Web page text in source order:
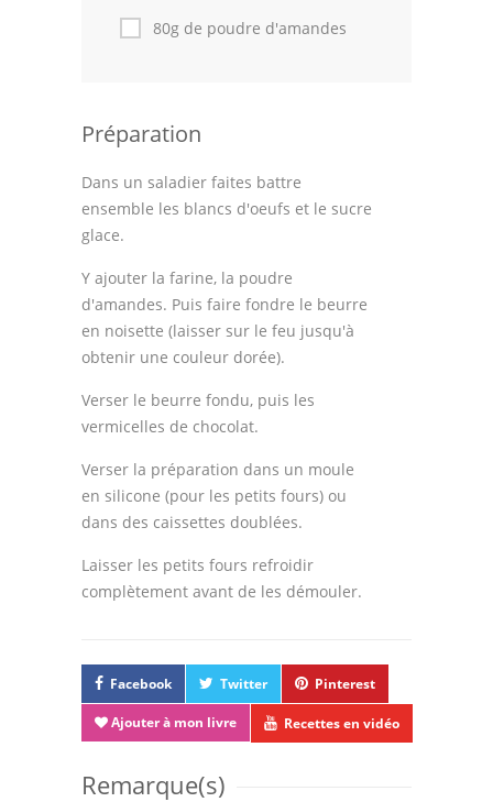
80g de poudre d'amandes
Préparation
Dans un saladier faites battre
ensemble les blancs d'oeufs et le sucre
glace.
Y ajouter la farine, la poudre
d'amandes. Puis faire fondre le beurre
en noisette (laisser sur le feu jusqu'à
obtenir une couleur dorée).
Verser le beurre fondu, puis les
vermicelles de chocolat.
Verser la préparation dans un moule
en silicone (pour les petits fours) ou
dans des caissettes doublées.
Laisser les petits fours refroidir
complètement avant de les démouler.
Facebook Twitter Pinterest
Ajouter à mon livre Recettes en vidéo
Remarque(s)